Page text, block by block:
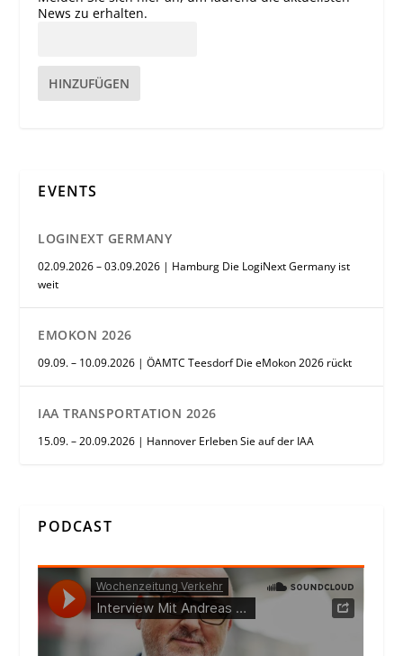
News zu erhalten.
HINZUFÜGEN
EVENTS
LOGINEXT GERMANY
02.09.2026 – 03.09.2026 | Hamburg Die LogiNext Germany ist
weit
EMOKON 2026
09.09. – 10.09.2026 | ÖAMTC Teesdorf Die eMokon 2026 rückt
IAA TRANSPORTATION 2026
15.09. – 20.09.2026 | Hannover Erleben Sie auf der IAA
PODCAST